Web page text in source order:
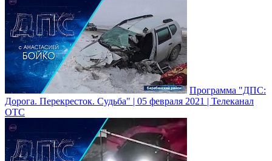
Программа "ДПС:
Дорога. Перекресток. Судьба" | 05 февраля 2021 | Телеканал
ОТС